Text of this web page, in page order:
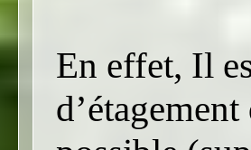
En effet, Il